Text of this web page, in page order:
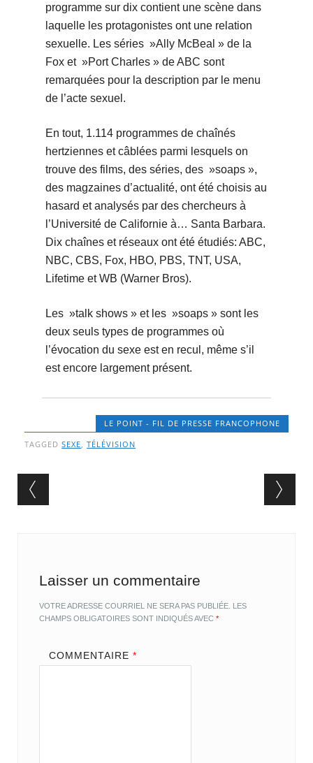
programme sur dix contient une scène dans
laquelle les protagonistes ont une relation
sexuelle. Les séries »Ally McBeal » de la
Fox et »Port Charles » de ABC sont
remarquées pour la description par le menu
de l’acte sexuel.
En tout, 1.114 programmes de chaînés
hertziennes et câblées parmi lesquels on
trouve des films, des séries, des »soaps »,
des magzaines d’actualité, ont été choisis au
hasard et analysés par des chercheurs à
l’Université de Californie à… Santa Barbara.
Dix chaînes et réseaux ont été étudiés: ABC,
NBC, CBS, Fox, HBO, PBS, TNT, USA,
Lifetime et WB (Warner Bros).
Les »talk shows » et les »soaps » sont les
deux seuls types de programmes où
l’évocation du sexe est en recul, même s’il
est encore largement présent.
LE POINT - FIL DE PRESSE FRANCOPHONE
TAGGEDSEXE,TÉLÉVISION
Post navigation
Laisser un commentaire
VOTRE ADRESSE COURRIEL NE SERA PAS PUBLIÉE. LES
CHAMPS OBLIGATOIRES SONT INDIQUÉS AVEC*
COMMENTAIRE *